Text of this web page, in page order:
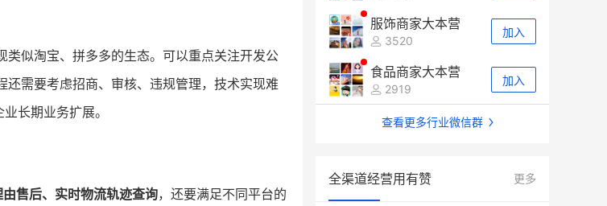
类似淘宝、拼多多的生态。可以重点关注开发公
还需要考虑招商、审核、违规管理，技术实现难
长期业务扩展。
售后、实时物流轨迹查询，还要满足不同平台的
服饰商家大本营
3520
加入
食品商家大本营
2919
加入
查看更多行业微信群
全渠道经营用有赞 更多